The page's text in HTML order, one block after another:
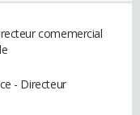
comemercial
- Directeur